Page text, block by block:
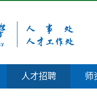
人才招聘 师